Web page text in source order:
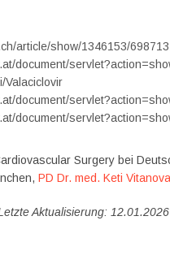
article/show/1346153/
document/
Valaciclovir
document/
document/
Surgery bei
PD Dr. med. Keti Vitanova
Aktualisierung: 12.01.2026